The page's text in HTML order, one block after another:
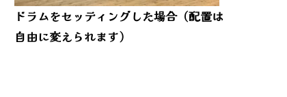
ドラムをセッティングした場合（配置は
自由に変えられます）